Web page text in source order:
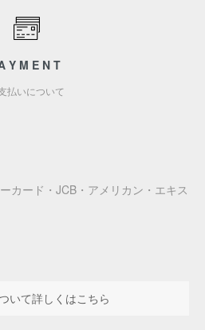
払いについて
カード・JCB・アメリカン・エキス
いて詳しくはこちら